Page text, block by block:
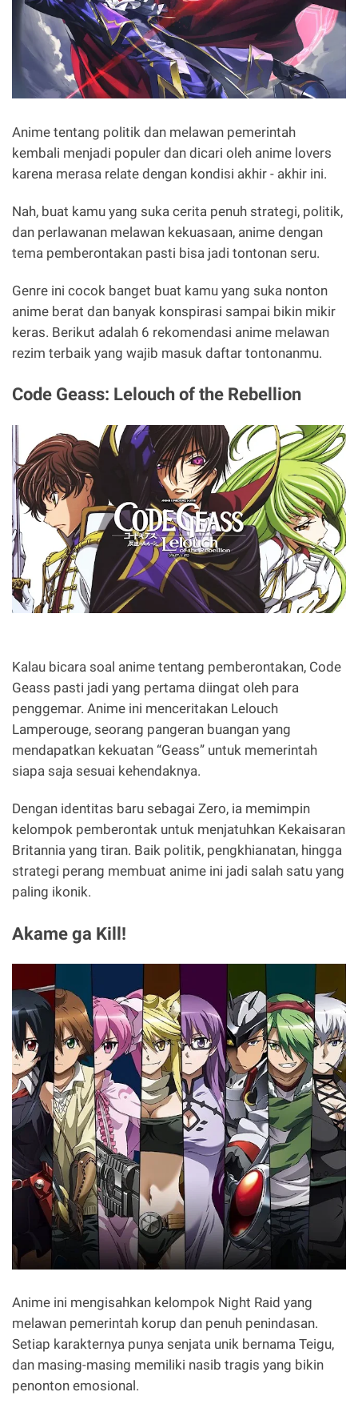
Anime tentang politik dan melawan pemerintah
kembali menjadi populer dan dicari oleh anime lovers
karena merasa relate dengan kondisi akhir - akhir ini.
Nah, buat kamu yang suka cerita penuh strategi, politik,
dan perlawanan melawan kekuasaan, anime dengan
tema pemberontakan pasti bisa jadi tontonan seru.
Genre ini cocok banget buat kamu yang suka nonton
anime berat dan banyak konspirasi sampai bikin mikir
keras. Berikut adalah 6 rekomendasi anime melawan
rezim terbaik yang wajib masuk daftar tontonanmu.
Code Geass: Lelouch of the Rebellion
Kalau bicara soal anime tentang pemberontakan, Code
Geass pasti jadi yang pertama diingat oleh para
penggemar. Anime ini menceritakan Lelouch
Lamperouge, seorang pangeran buangan yang
mendapatkan kekuatan “Geass” untuk memerintah
siapa saja sesuai kehendaknya.
Dengan identitas baru sebagai Zero, ia memimpin
kelompok pemberontak untuk menjatuhkan Kekaisaran
Britannia yang tiran. Baik politik, pengkhianatan, hingga
strategi perang membuat anime ini jadi salah satu yang
paling ikonik.
Akame ga Kill!
Anime ini mengisahkan kelompok Night Raid yang
melawan pemerintah korup dan penuh penindasan.
Setiap karakternya punya senjata unik bernama Teigu,
dan masing-masing memiliki nasib tragis yang bikin
penonton emosional.